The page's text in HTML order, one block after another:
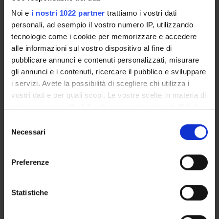
Noi e i nostri 1022 partner trattiamo i vostri dati
personali, ad esempio il vostro numero IP, utilizzando
tecnologie come i cookie per memorizzare e accedere
alle informazioni sul vostro dispositivo al fine di
pubblicare annunci e contenuti personalizzati, misurare
gli annunci e i contenuti, ricercare il pubblico e sviluppare
i servizi. Avete la possibilità di scegliere chi utilizza i
vostri dati e per quali scopi. Le vostre scelte in materia di
modificare o revocare il proprio consenso in qualsiasi
momento dalla Dichiarazione sui cookie o facendo clic
raccogliere informazioni sulla tua posizione
geografica, con un'approssimazione di qualche
delNecessari
Preferenze
Statistiche
Azienda Ospedaliera di Verona
Azienda Ospedaliera di Verona
Sergio Turazzi
Azienda Ospedaliera di Verona
Francesco Sala
Azienda Ospedaliera di Verona